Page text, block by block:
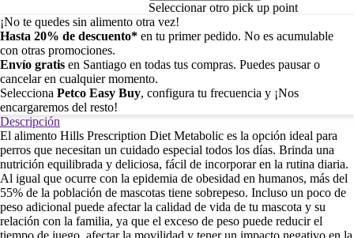
Seleccionar otro pick up point
¡No te quedes sin alimento otra vez!
Hasta 20% de descuento* en tu primer pedido. No es acumulable
con otras promociones.
Envío gratis en Santiago en todas tus compras. Puedes pausar o
cancelar en cualquier momento.
Selecciona Petco Easy Buy, configura tu frecuencia y ¡Nos
encargaremos del resto!
Descripción
El alimento Hills Prescription Diet Metabolic es la opción ideal para
perros que necesitan un cuidado especial todos los días. Brinda una
nutrición equilibrada y deliciosa, fácil de incorporar en la rutina diaria.
Al igual que ocurre con la epidemia de obesidad en humanos, más del
55% de la población de mascotas tiene sobrepeso. Incluso un poco de
peso adicional puede afectar la calidad de vida de tu mascota y su
relación con la familia, ya que el exceso de peso puede reducir el
tiempo de juego, afectar la movilidad y tener un impacto negativo en la